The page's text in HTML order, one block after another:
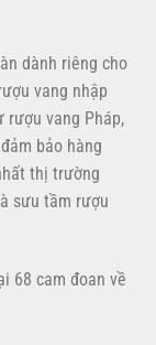
dành riêng cho
vang nhập
rượu vang Pháp,
bảo hàng
thị trường
sưu tầm rượu
68 cam đoan về